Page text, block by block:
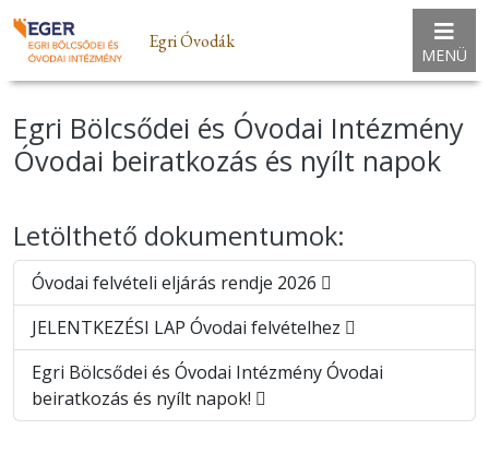
Egri Óvodák
MENÜ
Egri Bölcsődei és Óvodai Intézmény
Óvodai beiratkozás és nyílt napok
Letölthető dokumentumok:
Óvodai felvételi eljárás rendje 2026
JELENTKEZÉSI LAP Óvodai felvételhez
Egri Bölcsődei és Óvodai Intézmény Óvodai
beiratkozás és nyílt napok!